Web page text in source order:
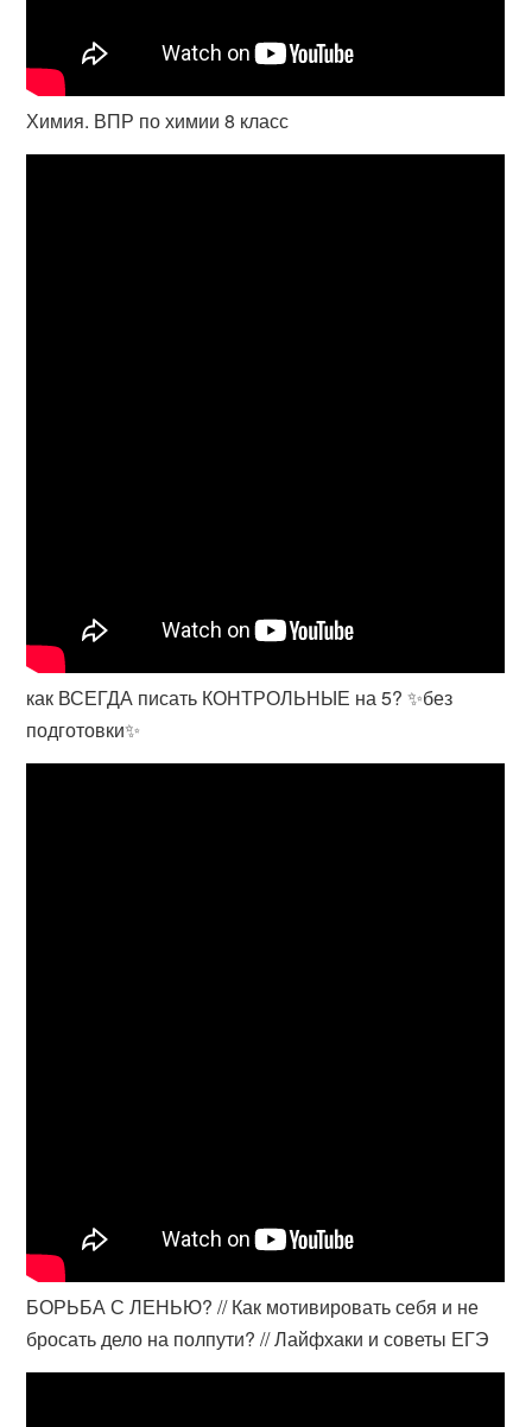
Химия. ВПР по химии 8 класс
как ВСЕГДА писать КОНТРОЛЬНЫЕ на 5? ✨без
подготовки✨
БОРЬБА С ЛЕНЬЮ? // Как мотивировать себя и не
бросать дело на полпути? // Лайфхаки и советы ЕГЭ